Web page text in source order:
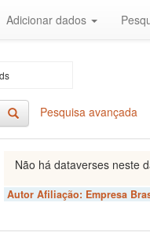
Adicionar dados
Pesquisa avançada
Não há dataverses neste
Autor Afiliação: Empresa